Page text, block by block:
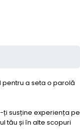
a seta o parolă
ți susține experiența pe
tău și în alte scopuri